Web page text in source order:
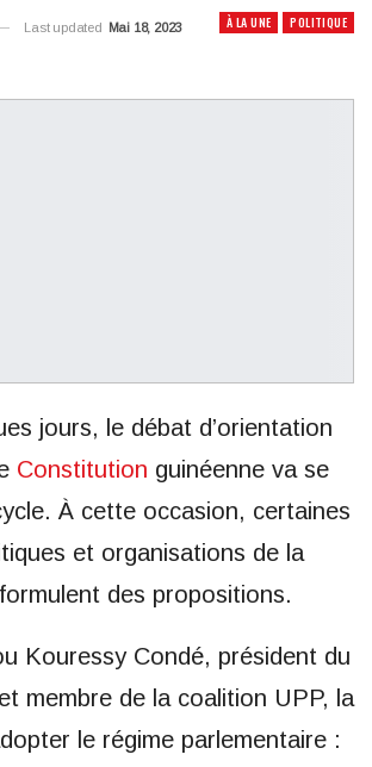
À LA UNE POLITIQUE
Last updated Mai 18, 2023
jours, le débat d’orientation
Constitution guinéenne va se
À cette occasion, certaines
et organisations de la
des propositions.
Kouressy Condé, président du
membre de la coalition UPP, la
le régime parlementaire :